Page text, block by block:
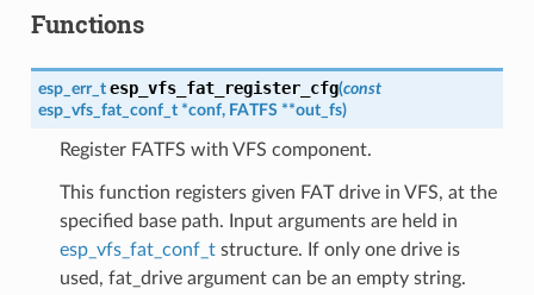
Functions
esp_err_t esp_vfs_fat_register_cfg(const
esp_vfs_fat_conf_t *conf, FATFS **out_fs)
Register FATFS with VFS component.
This function registers given FAT drive in VFS, at the
specified base path. Input arguments are held in
esp_vfs_fat_conf_tstructure. If only one drive is
used, fat_drive argument can be an empty string.